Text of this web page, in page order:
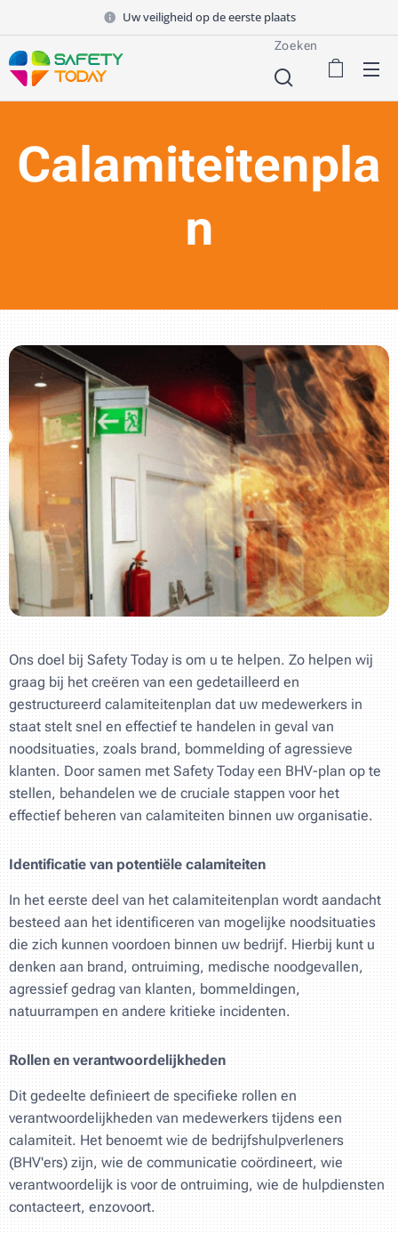
Uw veiligheid op de eerste plaats
Zoeken
Calamiteitenpla
n
Ons doel bij Safety Today is om u te helpen. Zo helpen wij
graag bij het creëren van een gedetailleerd en
gestructureerd calamiteitenplan dat uw medewerkers in
staat stelt snel en effectief te handelen in geval van
noodsituaties, zoals brand, bommelding of agressieve
klanten. Door samen met Safety Today een BHV-plan op te
stellen, behandelen we de cruciale stappen voor het
effectief beheren van calamiteiten binnen uw organisatie.
Identificatie van potentiële calamiteiten
In het eerste deel van het calamiteitenplan wordt aandacht
besteed aan het identificeren van mogelijke noodsituaties
die zich kunnen voordoen binnen uw bedrijf. Hierbij kunt u
denken aan brand, ontruiming, medische noodgevallen,
agressief gedrag van klanten, bommeldingen,
natuurrampen en andere kritieke incidenten.
Rollen en verantwoordelijkheden
Dit gedeelte definieert de specifieke rollen en
verantwoordelijkheden van medewerkers tijdens een
calamiteit. Het benoemt wie de bedrijfshulpverleners
(BHV'ers) zijn, wie de communicatie coördineert, wie
verantwoordelijk is voor de ontruiming, wie de hulpdiensten
contacteert, enzovoort.